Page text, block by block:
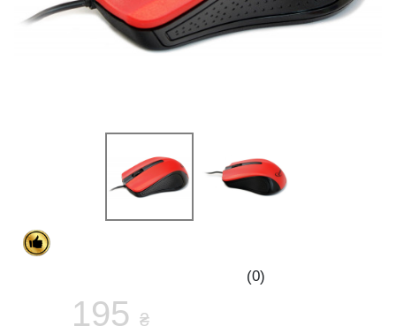
(0)
195 ₴